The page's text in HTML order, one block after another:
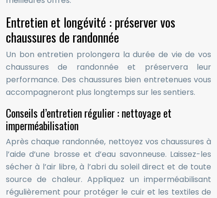
Entretien et longévité : préserver vos
chaussures de randonnée
Un bon entretien prolongera la durée de vie de vos
chaussures de randonnée et préservera leur
performance. Des chaussures bien entretenues vous
accompagneront plus longtemps sur les sentiers.
Conseils d’entretien régulier : nettoyage et
imperméabilisation
Après chaque randonnée, nettoyez vos chaussures à
l’aide d’une brosse et d’eau savonneuse. Laissez-les
sécher à l’air libre, à l’abri du soleil direct et de toute
source de chaleur. Appliquez un imperméabilisant
régulièrement pour protéger le cuir et les textiles de